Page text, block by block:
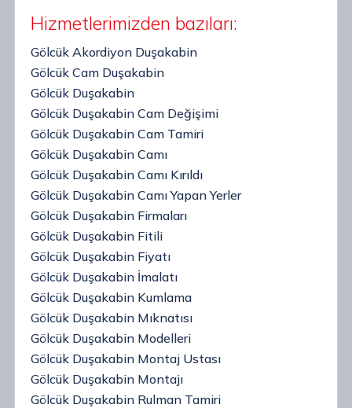
Hizmetlerimizden bazıları:
Gölcük Akordiyon Duşakabin
Gölcük Cam Duşakabin
Gölcük Duşakabin
Gölcük Duşakabin Cam Değişimi
Gölcük Duşakabin Cam Tamiri
Gölcük Duşakabin Camı
Gölcük Duşakabin Camı Kırıldı
Gölcük Duşakabin Camı Yapan Yerler
Gölcük Duşakabin Firmaları
Gölcük Duşakabin Fitili
Gölcük Duşakabin Fiyatı
Gölcük Duşakabin İmalatı
Gölcük Duşakabin Kumlama
Gölcük Duşakabin Mıknatısı
Gölcük Duşakabin Modelleri
Gölcük Duşakabin Montaj Ustası
Gölcük Duşakabin Montajı
Gölcük Duşakabin Rulman Tamiri